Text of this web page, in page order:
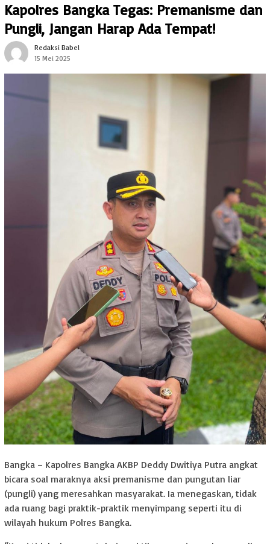
Kapolres Bangka Tegas: Premanisme dan
Pungli, Jangan Harap Ada Tempat!
Redaksi Babel
15 Mei 2025
Bangka – Kapolres Bangka AKBP Deddy Dwitiya Putra angkat
bicara soal maraknya aksi premanisme dan pungutan liar
(pungli) yang meresahkan masyarakat. Ia menegaskan, tidak
ada ruang bagi praktik-praktik menyimpang seperti itu di
wilayah hukum Polres Bangka.